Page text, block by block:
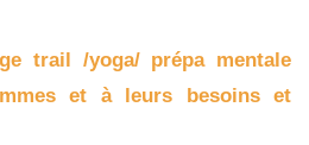
trail /yoga/ prépa mentale
et à leurs besoins et